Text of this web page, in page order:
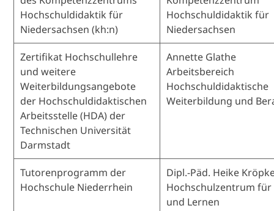
Hochschuldidaktik für
Niedersachsen (kh:n)
Hochschuldidaktik für
Niedersachsen
Zertifikat Hochschullehre
und weitere
Weiterbildungsangebote
der Hochschuldidaktischen
Arbeitsstelle (HDA) der
Technischen Universität
Darmstadt
Annette Glathe
Arbeitsbereich
Hochschuldidaktische
Weiterbildung und
Tutorenprogramm der
Hochschule Niederrhein
Dipl.-Päd. Heike
Hochschulzentrum für
und Lernen